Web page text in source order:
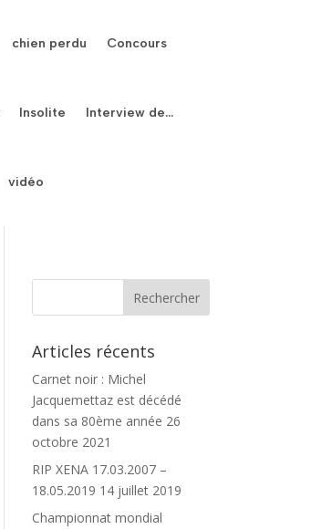
chien perdu Concours
Insolite Interview de…
vidéo
Articles récents
Carnet noir : Michel
Jacquemettaz est décédé
dans sa 80ème année 26
octobre 2021
RIP XENA 17.03.2007 –
18.05.2019 14 juillet 2019
Championnat mondial